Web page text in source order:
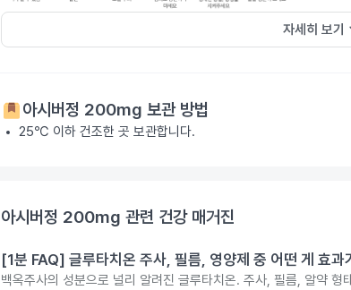
자세히 보기
아시버정 200mg 보관 방법
25℃ 이하 건조한 곳 보관합니다.
아시버정 200mg 관련 건강 매거진
[1분 FAQ] 글루타치온 주사, 필름, 영양제 중 어떤 게 효과
백옥주사의 성분으로 널리 알려진 글루타치온. 주사, 필름, 알약 형